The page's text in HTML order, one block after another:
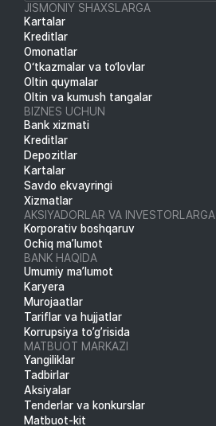
JISMONIY SHAXSLARGA
Kartalar
Kreditlar
Omonatlar
O‘tkazmalar va to‘lovlar
Oltin quymalar
Oltin va kumush tangalar
BIZNES UCHUN
Bank xizmati
Kreditlar
Depozitlar
Kartalar
Savdo ekvayringi
Xizmatlar
AKSIYADORLAR VA INVESTORLARGA
Korporativ boshqaruv
Ochiq ma’lumot
BANK HAQIDA
Umumiy ma’lumot
Karyera
Murojaatlar
Tariflar va hujjatlar
Korrupsiya to’g’risida
MATBUOT MARKAZI
Yangiliklar
Tadbirlar
Aksiyalar
Tenderlar va konkurslar
Matbuot-kit